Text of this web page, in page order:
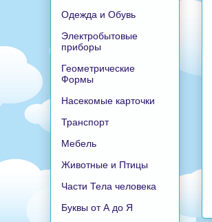
Одежда и Обувь
Электробытовые
приборы
Геометрические
Формы
Насекомые карточки
Транспорт
Мебель
Животные и Птицы
Части Тела человека
Буквы от А до Я